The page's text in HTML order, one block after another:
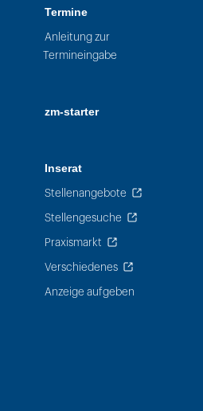
Termine
Anleitung zur
Termineingabe
zm-starter
Inserat
Stellenangebote
Stellengesuche
Praxismarkt
Verschiedenes
Anzeige aufgeben